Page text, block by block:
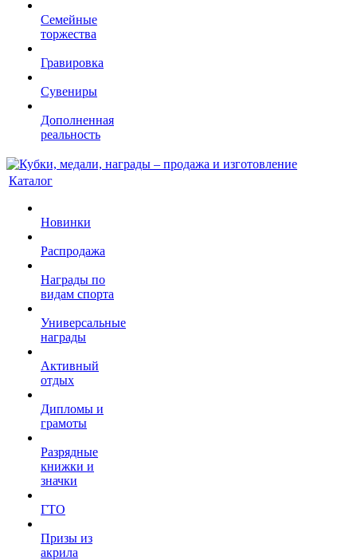
Семейные
торжества
Гравировка
Сувениры
Дополненная
реальность
Каталог
Новинки
Распродажа
Награды по
видам спорта
Универсальные
награды
Активный
отдых
Дипломы и
грамоты
Разрядные
книжки и
значки
ГТО
Призы из
акрила